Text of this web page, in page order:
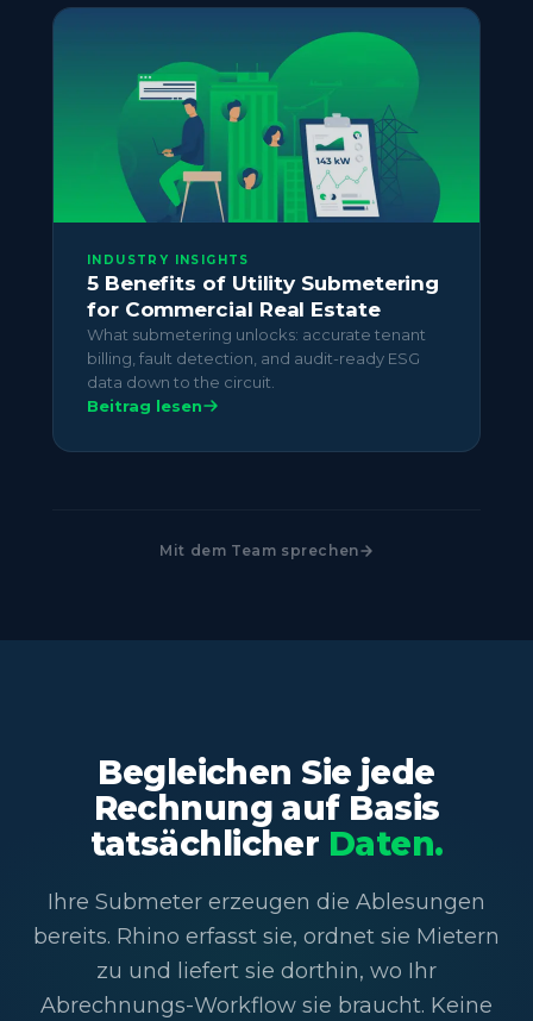
INDUSTRY INSIGHTS
5 Benefits of Utility Submetering
for Commercial Real Estate
What submetering unlocks: accurate tenant
billing, fault detection, and audit-ready ESG
data down to the circuit.
Beitrag lesen
Mit dem Team sprechen
Begleichen Sie jede
Rechnung auf Basis
tatsächlicher Daten.
Ihre Submeter erzeugen die Ablesungen
bereits. Rhino erfasst sie, ordnet sie Mietern
zu und liefert sie dorthin, wo Ihr
Abrechnungs-Workflow sie braucht. Keine